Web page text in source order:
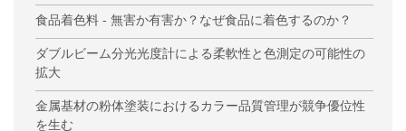
食品着色料 - 無害か有害か？なぜ食品に着色するのか？
ダブルビーム分光光度計による柔軟性と色測定の可能性の
拡大
金属基材の粉体塗装におけるカラー品質管理が競争優位性
を生む